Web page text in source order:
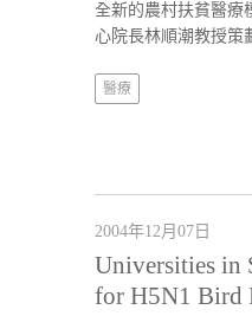
全新的農村扶貧醫療
心院長林順潮教授策
醫療
2004年12月07日
Universities in
for H5N1 Bird